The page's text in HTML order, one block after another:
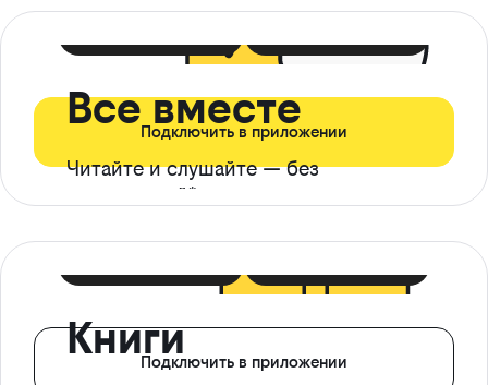
Все вместе
Читайте и слушайте — без
ограничений*
Подключить в приложении
КнигиПодключить в приложении